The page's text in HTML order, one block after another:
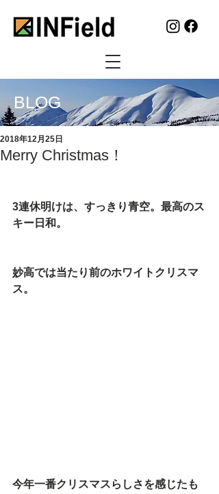
BLOG
Merry Christmas！
2018年12月25日
3連休明けは、すっきり青空。最高のス
キー日和。
妙高では当たり前のホワイトクリスマ
ス。
今年一番クリスマスらしさを感じたも